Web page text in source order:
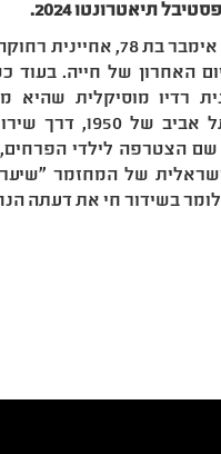
תיאטרונטו 2024.
השדרנית המיתולוגית
האחרון של חייה. בעוד
רדיו מוסיקלית
בחייה. מילדותה
שם הצטרפה לילדי
של המחזמר
בשידור חי את דעתה